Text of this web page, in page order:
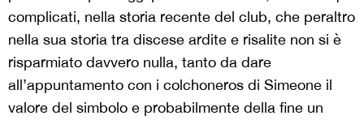
complicati, nella storia recente del club, che peraltro
nella sua storia tra discese ardite e risalite non si è
risparmiato davvero nulla, tanto da dare
all’appuntamento con i colchoneros di Simeone il
valore del simbolo e probabilmente della fine un